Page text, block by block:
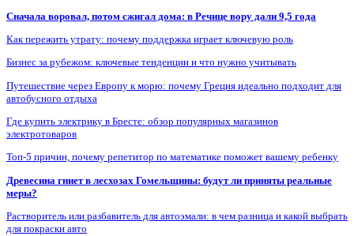
Сначала воровал, потом сжигал дома: в Речице вору дали 9,5 года
Как пережить утрату: почему поддержка играет ключевую роль
Бизнес за рубежом: ключевые тенденции и что нужно учитывать
Путешествие через Европу к морю: почему Греция идеально подходит для
автобусного отдыха
Где купить электрику в Бресте: обзор популярных магазинов
электротоваров
Топ-5 причин, почему репетитор по математике поможет вашему ребенку
Древесина гниет в лесхозах Гомельщины: будут ли приняты реальные
меры?
Растворитель или разбавитель для автоэмали: в чем разница и какой выбрать
для покраски авто